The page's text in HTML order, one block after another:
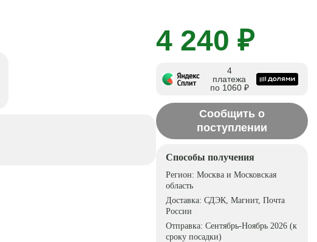
4 240 ₽
4
платежа
по 1060 ₽
Сообщить о
поступлении
Способы получения
Регион:Москва и Московская
область
Доставка:СДЭК, Магнит, Почта
России
Отправка:Сентябрь-Ноябрь 2026 (к
сроку посадки)